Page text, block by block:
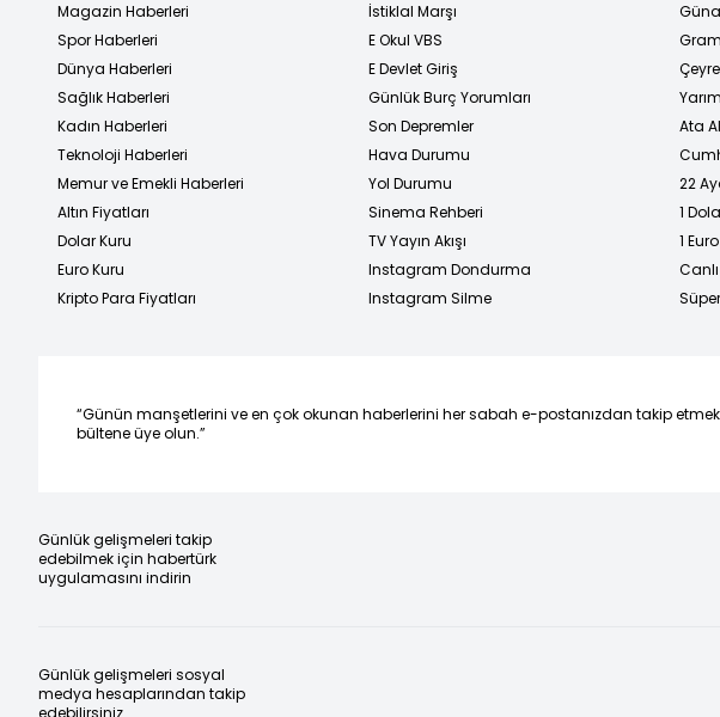
Magazin Haberleri
Spor Haberleri
Dünya Haberleri
Sağlık Haberleri
Kadın Haberleri
Teknoloji Haberleri
Memur ve Emekli Haberleri
Altın Fiyatları
Dolar Kuru
Euro Kuru
Kripto Para Fiyatları
İstiklal Marşı
E Okul VBS
E Devlet Giriş
Günlük Burç Yorumları
Son Depremler
Hava Durumu
Yol Durumu
Sinema Rehberi
TV Yayın Akışı
Instagram Dondurma
Instagram Silme
Ata
22
1
1
“Günün manşetlerini ve en çok okunan haberlerini her sabah e-postanızdan takip
bültene üye olun.”
Günlük gelişmeleri takip
edebilmek için habertürk
uygulamasını indirin
Günlük gelişmeleri sosyal
medya hesaplarından takip